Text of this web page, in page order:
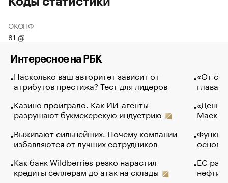
ОКОПФ
81
Интересное на РБК
Насколько ваш авторитет зависит от
атрибутов престижа? Тест для лидеров
Казино проиграло. Как ИИ-агенты
разрушают букмекерскую индустрию
Выживают сильнейших. Почему компании
избавляются от лучших сотрудников
Как банк Wildberries резко нарастил
кредиты селлерам до атак на склады
«От
глава
Маск в
основ
ЕС
нефти